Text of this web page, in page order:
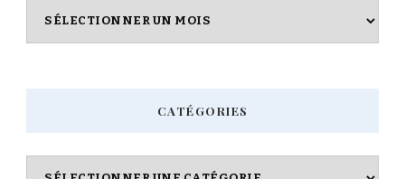
Archives
CATÉGORIES
Catégories